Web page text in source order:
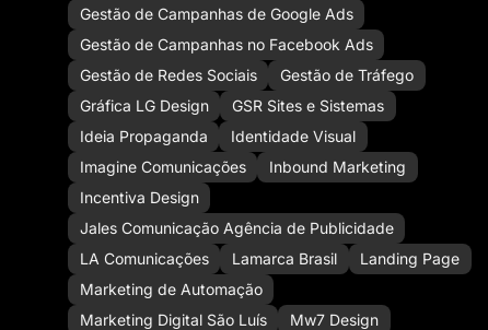
Gestão de Campanhas de Google Ads
Gestão de Campanhas no Facebook Ads
Gestão de Redes Sociais
Gestão de Tráfego
Gráfica LG Design
GSR Sites e Sistemas
Ideia Propaganda
Identidade Visual
Imagine Comunicações
Inbound Marketing
Incentiva Design
Jales Comunicação Agência de Publicidade
LA Comunicações
Lamarca Brasil
Landing Page
Marketing de Automação
Marketing Digital São Luís
Mw7 Design